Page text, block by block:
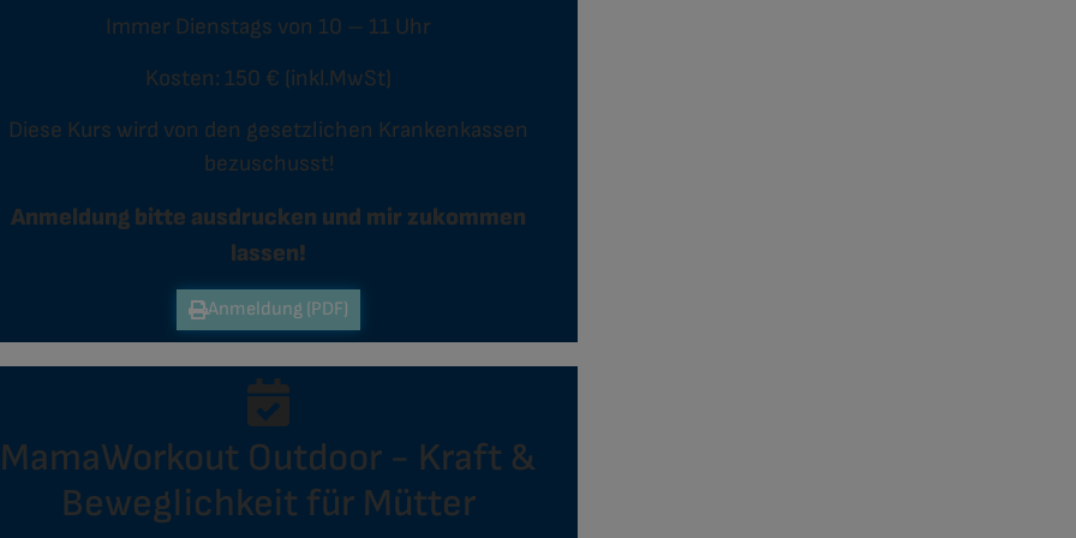
Immer Dienstags von 10 – 11 Uhr
Kosten: 150 € (inkl.MwSt)
Diese Kurs wird von den gesetzlichen Krankenkassen
bezuschusst!
Anmeldung bitte ausdrucken und mir zukommen
lassen!
Anmeldung (PDF)
MamaWorkout Outdoor - Kraft &
Beweglichkeit für Mütter